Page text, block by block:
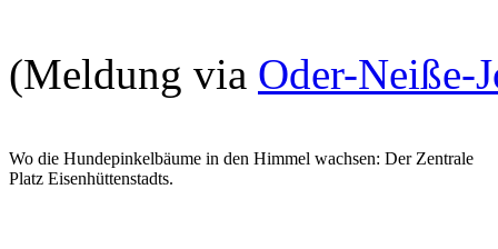
(Meldung via Oder-Neiße-
Wo die Hundepinkelbäume in den Himmel wachsen: Der Zentrale
Platz Eisenhüttenstadts.